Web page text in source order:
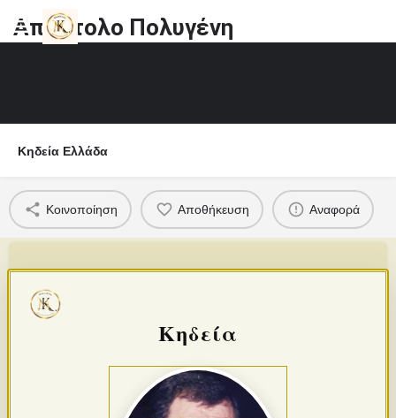
Απόστολο Πολυγένη
Κηδεία Ελλάδα
Κοινοποίηση Αποθήκευση Αναφορά
Κηδεία